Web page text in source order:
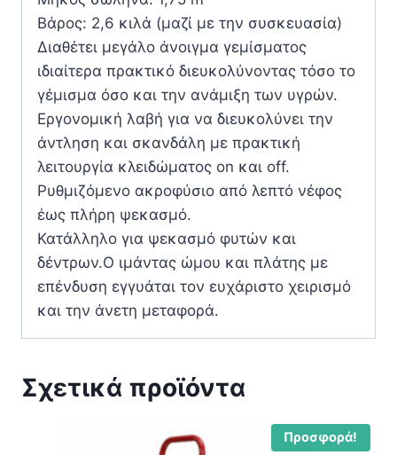
Βάρος: 2,6 κιλά (μαζί με την συσκευασία)
Διαθέτει μεγάλο άνοιγμα γεμίσματος
ιδιαίτερα πρακτικό διευκολύνοντας τόσο το
γέμισμα όσο και την ανάμιξη των υγρών.
Εργονομική λαβή για να διευκολύνει την
άντληση και σκανδάλη με πρακτική
λειτουργία κλειδώματος on και off.
Ρυθμιζόμενο ακροφύσιο από λεπτό νέφος
έως πλήρη ψεκασμό.
Κατάλληλο για ψεκασμό φυτών και
δέντρων.Ο ιμάντας ώμου και πλάτης με
επένδυση εγγυάται τον ευχάριστο χειρισμό
και την άνετη μεταφορά.
Σχετικά προϊόντα
Προσφορά!